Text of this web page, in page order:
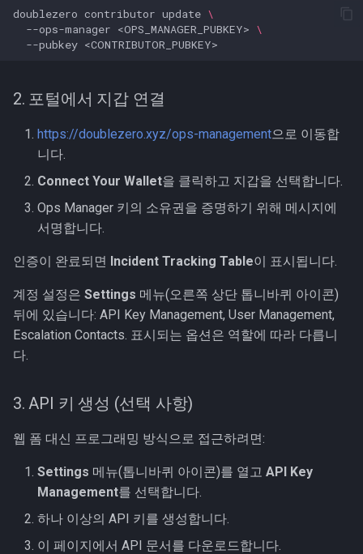
doublezero contributor update \
--ops-manager <OPS_MANAGER_PUBKEY> \
--pubkey
2. 포털에서 지갑 연결
https://doublezero.xyz/ops-management으로 이동합
니다.
Connect Your Wallet을 클릭하고 지갑을 선택합니다.
Ops Manager 키의 소유권을 증명하기 위해 메시지에
서명합니다.
인증이 완료되면 Incident Tracking Table이 표시됩니다.
계정 설정은 Settings 메뉴(오른쪽 상단 톱니바퀴 아이콘)
뒤에 있습니다: API Key Management, User Management,
Escalation Contacts. 표시되는 옵션은 역할에 따라 다릅니
다.
3. API 키 생성 (선택 사항)
웹 폼 대신 프로그래밍 방식으로 접근하려면:
Settings 메뉴(톱니바퀴 아이콘)를 열고 API Key
Management를 선택합니다.
하나 이상의 API 키를 생성합니다.
이 페이지에서 API 문서를 다운로드합니다.